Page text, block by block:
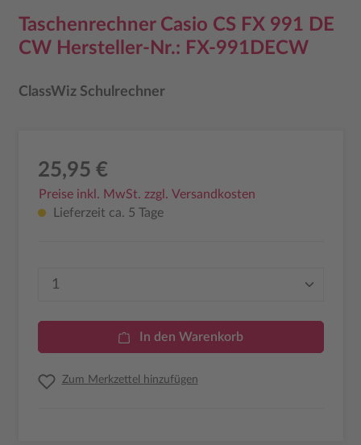
Taschenrechner Casio CS FX 991 DE
CW Hersteller-Nr.: FX-991DECW
ClassWiz Schulrechner
25,95 €
Preise inkl. MwSt. zzgl. Versandkosten
Lieferzeit ca. 5 Tage
Produkt Anzahl: Gib den gewünschten
In den Warenkorb
Zum Merkzettel hinzufügen